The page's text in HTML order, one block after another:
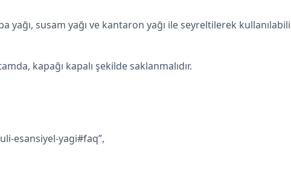
yağı, susam yağı ve kantaron yağı ile seyreltilerek
kapağı kapalı şekilde saklanmalıdır.
esansiyel-yagi#faq”,